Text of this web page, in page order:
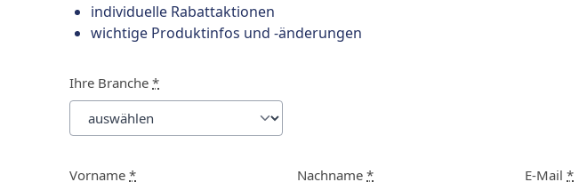
individuelle Rabattaktionen
wichtige Produktinfos und -änderungen
Ihre Branche *
Vorname * Nachname * E-Mail *